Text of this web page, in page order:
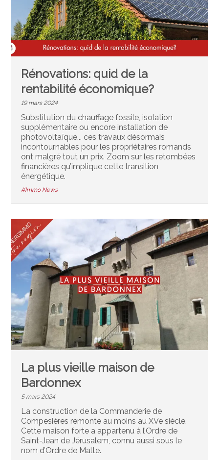
Rénovations: quid de la
rentabilité économique?
19 mars 2024
Substitution du chauffage fossile, isolation
supplémentaire ou encore installation de
photovoltaïque... ces travaux désormais
incontournables pour les propriétaires romands
ont malgré tout un prix. Zoom sur les retombées
financières qu’implique cette transition
énergétique.
#Immo News
La plus vieille maison de
Bardonnex
5 mars 2024
La construction de la Commanderie de
Compesières remonte au moins au XVe siècle.
Cette maison forte a appartenu à l’Ordre de
Saint-Jean de Jérusalem, connu aussi sous le
nom d’Ordre de Malte.